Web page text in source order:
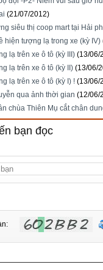
(21/07/2012)
siêu thị coop mart tại Hải
hiện tượng lạ trong xe (kỳ IV)
lạ trên xe ô tô (kỳ III) (13/06/
lạ trên xe ô tô (kỳ II) (13/06/
lạ trên xe ô tô (kỳ I) ! (13/06/
qua ảnh thời gian (12/06/
chùa Thiên Mụ cắt chân
bạn đọc